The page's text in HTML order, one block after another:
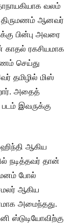
வலம்
திருமணம் ஆனவர்
பின்பு அவரை
காதல் ரகசியமாக
செய்து
தமிழில் மிஸ்
அதைத்
இவருக்கு
ஹிந்தி ஆகிய
நடித்தவர் தான்
மனம் போல்
ஆகிய
அமைந்தது.
ஸ்டுடியோவிற்கு